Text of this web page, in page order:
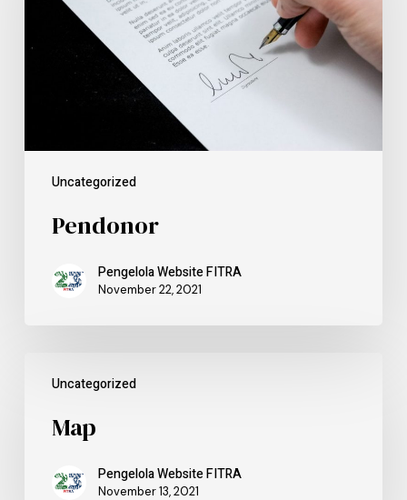
Uncategorized
Pendonor
Pengelola Website FITRA
November 22, 2021
Uncategorized
Map
Pengelola Website FITRA
November 13, 2021